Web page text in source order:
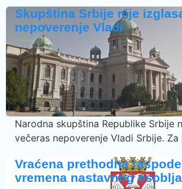
Skupština Srbije nije
nepoverenje Vladi
Narodna skupština Republike Srbije
večeras nepoverenje Vladi Srbije.
Vraćena prethodna
vremena nastavnog